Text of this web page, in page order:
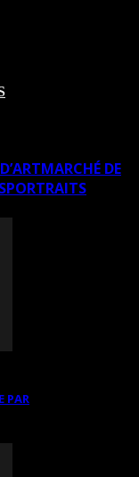
MARCHÉ DE
PORTRAITS
PAR